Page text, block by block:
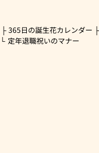
365日の誕生花カレンダー
定年退職祝いのマナー